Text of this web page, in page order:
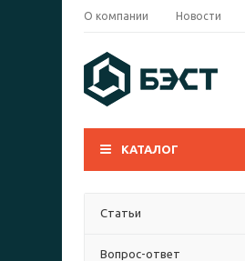
О компании Новости
КАТАЛОГ
Статьи
Вопрос-ответ